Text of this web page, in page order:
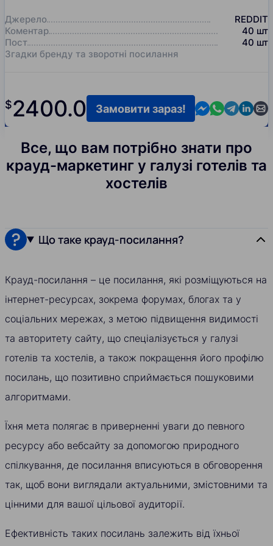
Джерело
REDDIT
Коментар
40 шт
Пост
40 шт
Згадки бренду та зворотні посилання
$2400.0 Contact us in
Contact us
Contact
Замовити зараз!
Все, що вам потрібно знати про
крауд-маркетинг у галузі готелів та
хостелів
Що таке крауд-посилання?
Крауд-посилання – це посилання, які розміщуються на
інтернет-ресурсах, зокрема форумах, блогах та у
соціальних мережах, з метою підвищення видимості
та авторитету сайту, що спеціалізується у галузі
готелів та хостелів, а також покращення його профілю
посилань, що позитивно сприймається пошуковими
алгоритмами.
Їхня мета полягає в приверненні уваги до певного
ресурсу або вебсайту за допомогою природного
спілкування, де посилання вписуються в обговорення
так, щоб вони виглядали актуальними, змістовними та
цінними для вашої цільової аудиторії.
Ефективність таких посилань залежить від їхньої